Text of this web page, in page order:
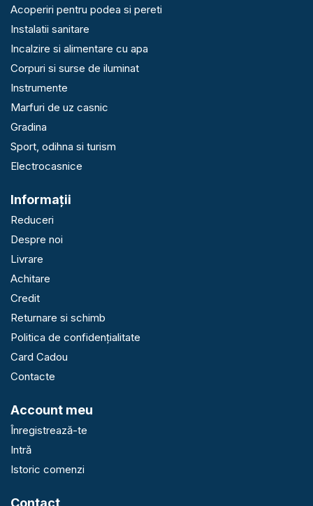
Acoperiri pentru podea si pereti
Instalatii sanitare
Incalzire si alimentare cu apa
Corpuri si surse de iluminat
Instrumente
Marfuri de uz casnic
Gradina
Sport, odihna si turism
Electrocasnice
Informaţii
Reduceri
Despre noi
Livrare
Achitare
Credit
Returnare si schimb
Politica de confidențialitate
Card Cadou
Contacte
Account meu
Înregistrează-te
Intră
Istoric comenzi
Contact